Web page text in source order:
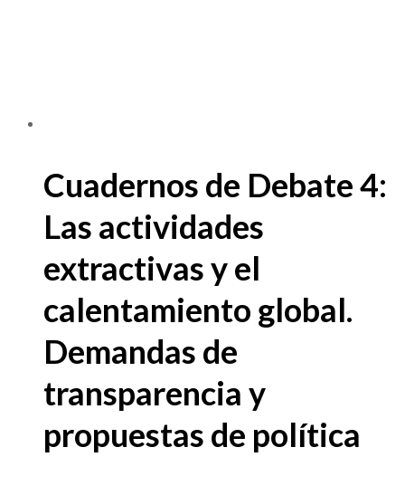
Cuadernos de Debate 4:
Las actividades
extractivas y el
calentamiento global.
Demandas de
transparencia y
propuestas de política